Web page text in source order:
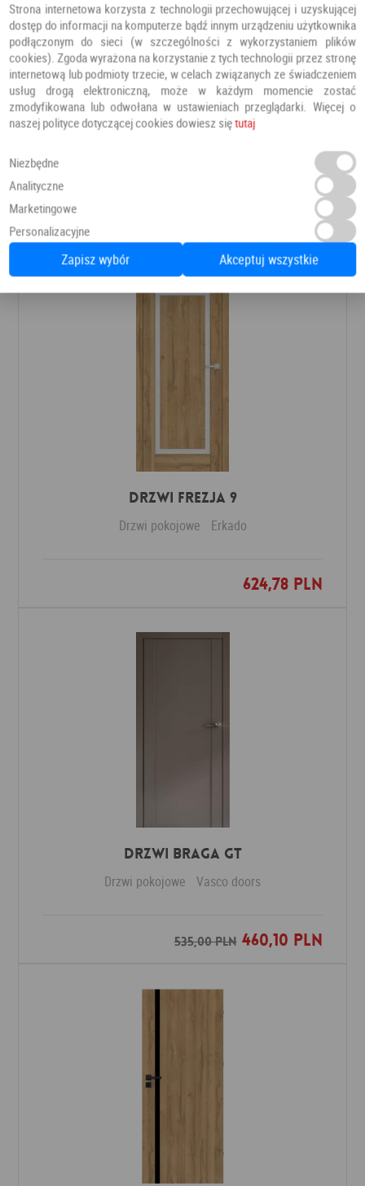
DRZWI FREZJA 9
Drzwi pokojowe Erkado
624,78 PLN
Dodaj do ulubionych
Drzwi Braga GT
Drzwi pokojowe Vasco doors
535,00 PLN460,10 PLN
Dodaj do ulubionych
Strona internetowa korzysta z technologii przechowującej i uzyskującej
dostęp do informacji na komputerze bądź innym urządzeniu użytkownika
podłączonym do sieci (w szczególności z wykorzystaniem plików
cookies). Zgoda wyrażona na korzystanie z tych technologii przez stronę
internetową lub podmioty trzecie, w celach związanych ze świadczeniem
usług drogą elektroniczną, może w każdym momencie zostać
zmodyfikowana lub odwołana w ustawieniach przeglądarki. Więcej o
naszej polityce dotyczącej cookies dowiesz siętutaj
Niezbędne
Analityczne
Marketingowe
Personalizacyjne
Zapisz wybór Akceptuj wszystkie